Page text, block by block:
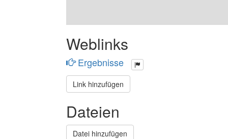
Weblinks
Ergebnisse
Link hinzufügen
Dateien
Datei hinzufügen